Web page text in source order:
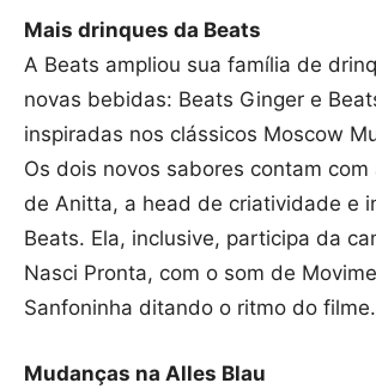
Mais drinques da Beats
A Beats ampliou sua família de
novas bebidas: Beats Ginger e
inspiradas nos clássicos Moscow
Os dois novos sabores contam com
de Anitta, a head de criatividade e
Beats. Ela, inclusive, participa da
Nasci Pronta, com o som de
Sanfoninha ditando o ritmo do filme.
Mudanças na Alles Blau